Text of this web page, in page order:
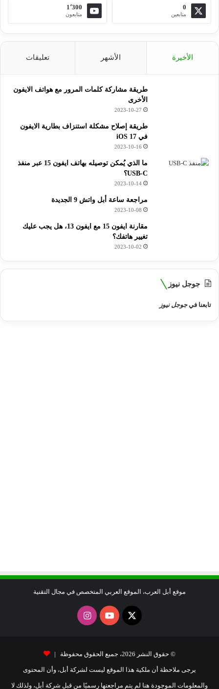
0
متابعين
1٬300
متابعون
الأخيرة الأشهر تعليقات
طريقة مشاركة كلمات المرور مع هواتف الايفون
الأخرى
2023-10-27
طريقة إصلاح مشكلة استنزاف بطارية الايفون
في iOS 17
2023-10-16
ما الذي يُمكن توصيله بهاتف ايفون 15 عبر منفذ
USB-C؟
2023-10-14
مراجعة ساعة أبل واتش 9 الجديدة
2023-10-08
مقارنة ايفون 15 مع ايفون 13، هل يجب عليك
تغيير هاتفك؟
2023-10-02
جوجل نيوز
تابعنا فيجوجل نيوز
موقع أبل العرب، الموقع العربي المتخصص في مجال التقنية
X يوتيوبانستقرام
© حقوق النشر 2026، جميع الحقوق محفوظة |
يرجى ملاحظة أن ملكية هذا الموقع ليست لشركة أبل، وأن المحتوى
والمعلومات الموجودة هنا لم يتم مراجعتها رسميًا من قبل شركة أبل، ولذلك لا